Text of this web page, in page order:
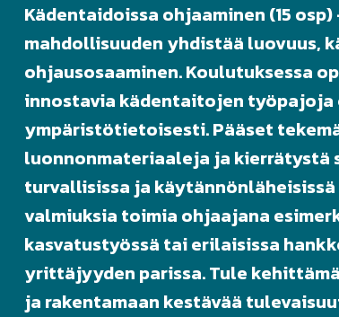
Kädentaidoissa ohjaaminen (15
mahdollisuuden yhdistää luovuus,
ohjausosaaminen. Koulutuksessa
innostavia kädentaitojen
ympäristötietoisesti. Pääset
luonnonmateriaaleja ja
turvallisissa ja
valmiuksia toimia ohjaajana
kasvatustyössä tai erilaisissa
yrittäjyyden parissa. Tule
ja rakentamaan kestävää